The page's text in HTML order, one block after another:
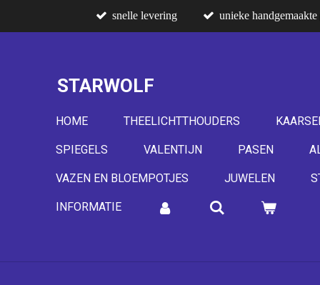
direct
hoofdinhoud
snelle levering unieke
STARWOLF
HOME THEELICHTTHOUDERS
SPIEGELS VALENTIJN PASEN
VAZEN EN BLOEMPOTJES JUWELEN
INFORMATIE